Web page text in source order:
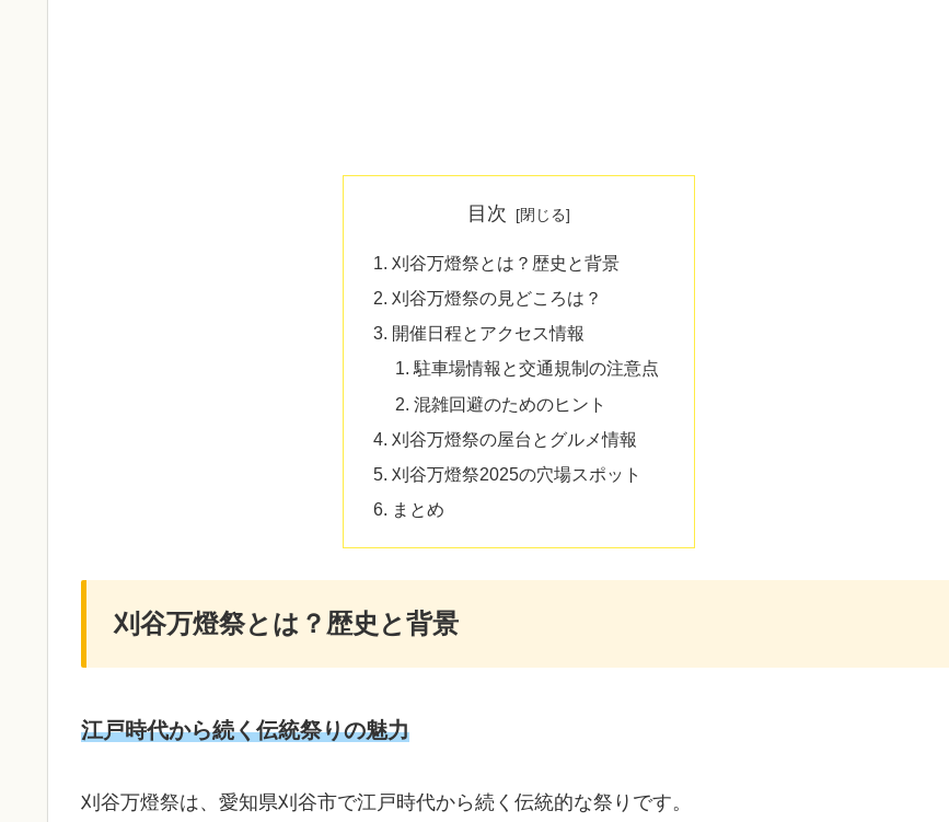
目次
刈谷万燈祭とは？歴史と背景
刈谷万燈祭の見どころは？
開催日程とアクセス情報
駐車場情報と交通規制の注意点
混雑回避のためのヒント
刈谷万燈祭の屋台とグルメ情報
刈谷万燈祭2025の穴場スポット
まとめ
刈谷万燈祭とは？歴史と背景
江戸時代から続く伝統祭りの魅力
刈谷万燈祭は、愛知県刈谷市で江戸時代から続く伝統的な祭りです。